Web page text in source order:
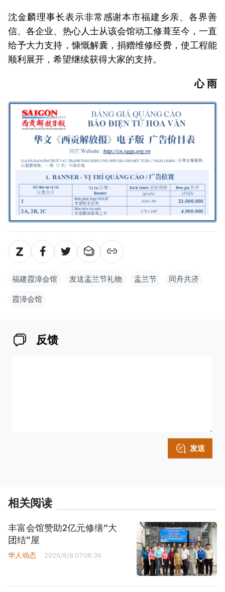
沈金麟理事长表示非常感谢本市福建乡亲、各界善
信、各企业、热心人士从该会馆动工修葺至今，一直
给予大力支持，慷慨解囊，捐赠维修经费，使工程能
顺利展开，希望继续获得大家的支持。
心 雨
福建霞漳会馆 发送盂兰节礼物 盂兰节 同舟共济
霞漳会馆
反馈
发送
相关阅读
丰富会馆赞助2亿元修缮“大
团结”屋
华人动态 2026/8/8 07:06:36